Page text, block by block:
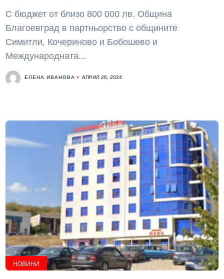
С бюджет от близо 800 000 лв. Община
Благоевград в партньорство с общините
Симитли, Кочериново и Бобошево и
Международната...
ЕЛЕНА ИВАНОВА АПРИЛ 26, 2024
НОВИНИ